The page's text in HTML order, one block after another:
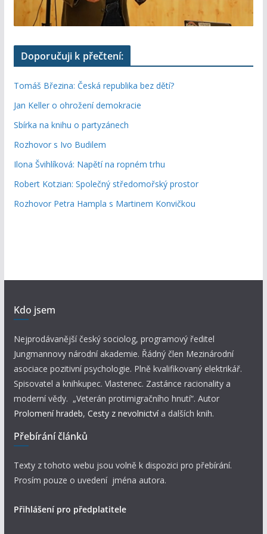
Doporučuji k přečtení:
Tomáš Březina: Česká republika bez dětí?
Jan Keller o ohrožení demokracie
Sbírka na knihu o partyzánech
Rozhovor s Ivo Budilem
Ilona Švihlíková: Napětí na ropném trhu
Robert Kotzian: Společný středomořský prostor
Rozhovor Petra Hampla s Martinem Konvičkou
Kdo jsem
Nejprodávanější český sociolog, programový ředitel
Jungmannovy národní akademie. Řádný člen Mezinárodní
asociace pozitivní psychologie. Plně kvalifikovaný elektrikář.
Spisovatel a knihkupec. Vlastenec. Zastánce racionality a
moderní vědy. „Veterán protimigračního hnutí“. Autor
Prolomení hradeb, Cesty z nevolnictví a dalších knih.
Přebírání článků
Texty z tohoto webu jsou volně k dispozici pro přebírání.
Prosím pouze o uvedení jména autora.
Přihlášení pro předplatitele